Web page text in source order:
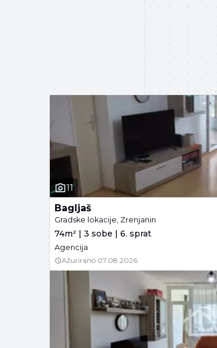
11
Bagljaš
Gradske lokacije, Zrenjanin
74m² | 3 sobe | 6. sprat
Agencija
Ažurirano 07.08.2026.